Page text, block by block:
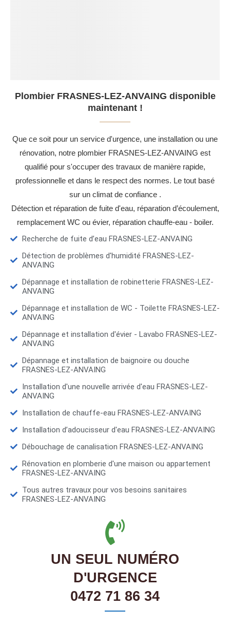
Plombier FRASNES-LEZ-ANVAING disponible
maintenant !
Que ce soit pour un service d'urgence, une installation ou une
rénovation, notre plombier FRASNES-LEZ-ANVAING est
qualifié pour s'occuper des travaux de manière rapide,
professionnelle et dans le respect des normes. Le tout basé
sur un climat de confiance .
Détection et réparation de fuite d'eau, réparation d’écoulement,
remplacement WC ou évier, réparation chauffe-eau - boiler.
Recherche de fuite d’eau FRASNES-LEZ-ANVAING
Détection de problèmes d'humidité FRASNES-LEZ-
ANVAING
Dépannage et installation de robinetterie FRASNES-LEZ-
ANVAING
Dépannage et installation de WC - Toilette FRASNES-LEZ-
ANVAING
Dépannage et installation d'évier - Lavabo FRASNES-LEZ-
ANVAING
Dépannage et installation de baignoire ou douche
FRASNES-LEZ-ANVAING
Installation d'une nouvelle arrivée d'eau FRASNES-LEZ-
ANVAING
Installation de chauffe-eau FRASNES-LEZ-ANVAING
Installation d’adoucisseur d'eau FRASNES-LEZ-ANVAING
Débouchage de canalisation FRASNES-LEZ-ANVAING
Rénovation en plomberie d'une maison ou appartement
FRASNES-LEZ-ANVAING
Tous autres travaux pour vos besoins sanitaires
FRASNES-LEZ-ANVAING
UN SEUL NUMÉRO
D'URGENCE
0472 71 86 34